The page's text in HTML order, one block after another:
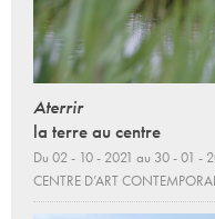
Aterrir
la terre au centre
Du 02 - 10 - 2021 au 30 - 01 -
CENTRE D’ART